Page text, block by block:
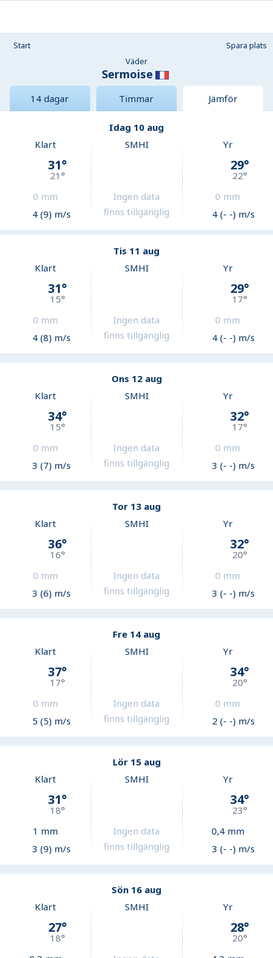
Start
Spara plats
Väder
Sermoise
14 dagar Timmar Jämför
Idag 10 aug
Klart
31°
21°
0 mm
4 (9) m/s
SMHI
Ingen data
finns tillgänglig
Yr
29°
22°
0 mm
4 (- -) m/s
Tis 11 aug
Klart
31°
15°
0 mm
4 (8) m/s
SMHI
Ingen data
finns tillgänglig
Yr
29°
17°
0 mm
4 (- -) m/s
Ons 12 aug
Klart
34°
15°
0 mm
3 (7) m/s
SMHI
Ingen data
finns tillgänglig
Yr
32°
17°
0 mm
3 (- -) m/s
Tor 13 aug
Klart
36°
16°
0 mm
3 (6) m/s
SMHI
Ingen data
finns tillgänglig
Yr
32°
20°
0 mm
3 (- -) m/s
Fre 14 aug
Klart
37°
17°
0 mm
5 (5) m/s
SMHI
Ingen data
finns tillgänglig
Yr
34°
20°
0 mm
2 (- -) m/s
Lör 15 aug
Klart
31°
18°
1 mm
3 (9) m/s
SMHI
Ingen data
finns tillgänglig
Yr
34°
23°
0,4mm
3 (- -) m/s
Sön 16 aug
Klart
27°
18°
SMHI Yr
28°
20°